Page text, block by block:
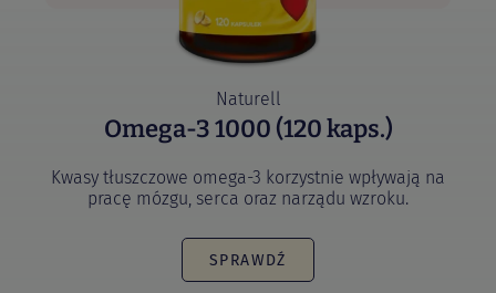
Naturell
Omega-3 1000 (120 kaps.)
Kwasy tłuszczowe omega-3 korzystnie wpływają na
pracę mózgu, serca oraz narządu wzroku.
SPRAWDŹ